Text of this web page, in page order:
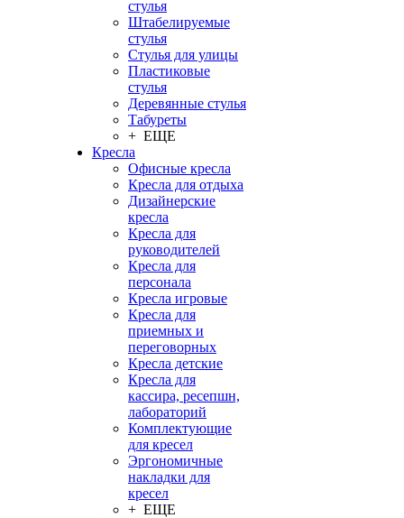
стулья
Штабелируемые
стулья
Стулья для улицы
Пластиковые
стулья
Деревянные стулья
Табуреты
+ ЕЩЕ
Кресла
Офисные кресла
Кресла для отдыха
Дизайнерские
кресла
Кресла для
руководителей
Кресла для
персонала
Кресла игровые
Кресла для
приемных и
переговорных
Кресла детские
Кресла для
кассира, ресепшн,
лабораторий
Комплектующие
для кресел
Эргономичные
накладки для
кресел
+ ЕЩЕ